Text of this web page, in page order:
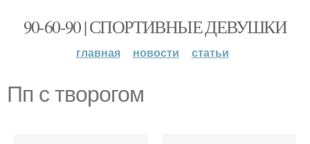
90-60-90 | СПОРТИВНЫЕ ДЕВУШКИ
главная новости статьи
Пп с творогом